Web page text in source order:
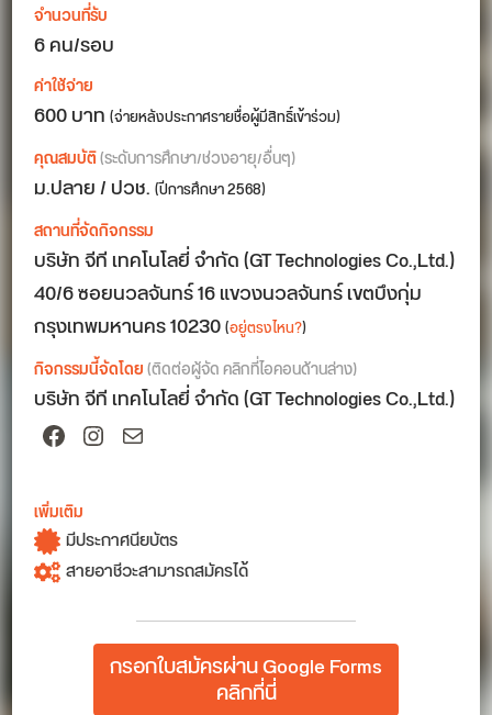
จำนวนที่รับ
6 คน/รอบ
ค่าใช้จ่าย
600 บาท(จ่ายหลังประกาศรายชื่อผู้มีสิทธิ์เข้าร่วม)
คุณสมบัติ(ระดับการศึกษา/ช่วงอายุ/อื่นๆ)
ม.ปลาย / ปวช.(ปีการศึกษา 2568)
สถานที่จัดกิจกรรม
บริษัท จีที เทคโนโลยี่ จำกัด (GT Technologies Co.,Ltd.)
40/6 ซอยนวลจันทร์ 16 แขวงนวลจันทร์ เขตบึงกุ่ม
กรุงเทพมหานคร 10230(อยู่ตรงไหน?)
กิจกรรมนี้จัดโดย(ติดต่อผู้จัด คลิกที่ไอคอนด้านล่าง)
บริษัท จีที เทคโนโลยี่ จำกัด (GT Technologies Co.,Ltd.)
Facebook
Instagram
Mail
เพิ่มเติม
มีประกาศนียบัตร
สายอาชีวะสามารถสมัครได้
กรอกใบสมัครผ่าน Google Forms
คลิกที่นี่